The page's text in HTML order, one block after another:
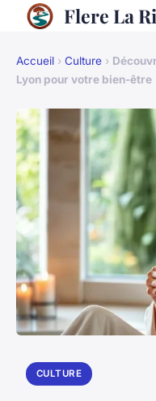
Flere La
Accueil › Culture ›
Lyon pour votre bien-être
CULTURE